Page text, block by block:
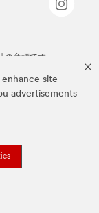
site
advertisements
商標です。